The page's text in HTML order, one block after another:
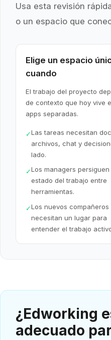
Usa esta revisión
o un espacio que
Elige un espacio
cuando
El trabajo del proyecto
de contexto que hoy vive
apps separadas.
✓Las tareas necesitan
archivos, chat y
lado.
✓Los managers persiguen
estado del trabajo entre
herramientas.
✓Los nuevos compañeros
necesitan un lugar para
entender el trabajo
¿Edworking
adecuado